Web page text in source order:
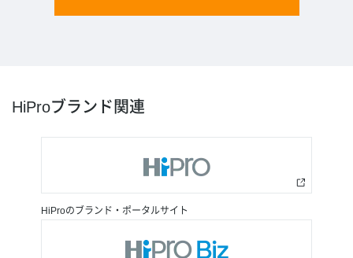
HiProブランド関連
HiProのブランド・ポータルサイト